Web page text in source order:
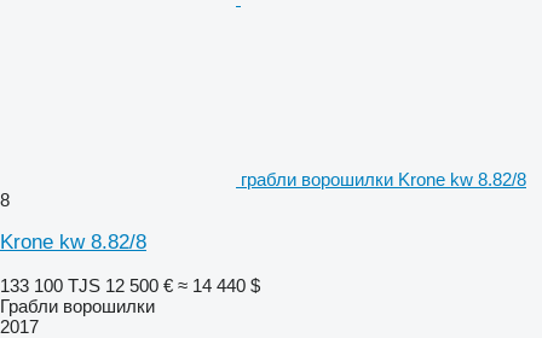
грабли ворошилки Krone kw 8.82/8
8
Krone kw 8.82/8
133 100 TJS 12 500 € ≈ 14 440 $
Грабли ворошилки
2017